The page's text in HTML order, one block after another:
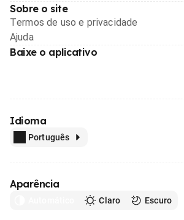
Sobre o site
Termos de uso e privacidade
Ajuda
Baixe o aplicativo
Idioma
Português
Aparência
Claro Escuro